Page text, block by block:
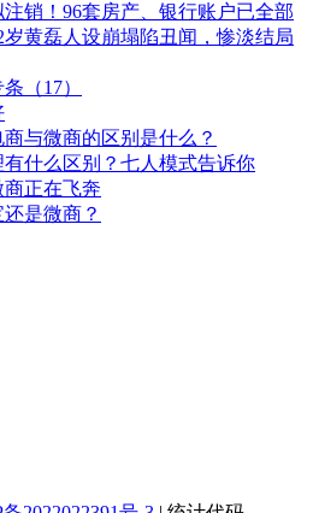
销！96套房产、银行账户已全部
黄磊人设崩塌陷丑闻，惨淡结局
（17）
与微商的区别是什么？
什么区别？七人模式告诉你
正在飞奔
是微商？